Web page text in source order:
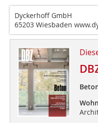
Dyckerhoff GmbH
65203 Wiesbaden